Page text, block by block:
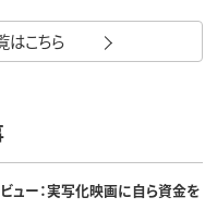
はこちら
ュー：実写化映画に自ら資金を